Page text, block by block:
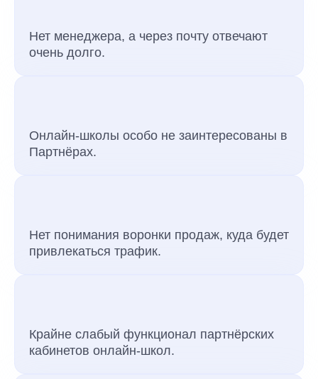
Нет менеджера, а через почту отвечают
очень долго.
Онлайн-школы особо не заинтересованы в
Партнёрах.
Нет понимания воронки продаж, куда будет
привлекаться трафик.
Крайне слабый функционал партнёрских
кабинетов онлайн-школ.